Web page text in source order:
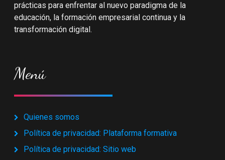
prácticas para enfrentar al nuevo paradigma de la
educación, la formación empresarial continua y la
transformación digital.
Menú
Quienes somos
Política de privacidad: Plataforma formativa
Política de privacidad: Sitio web